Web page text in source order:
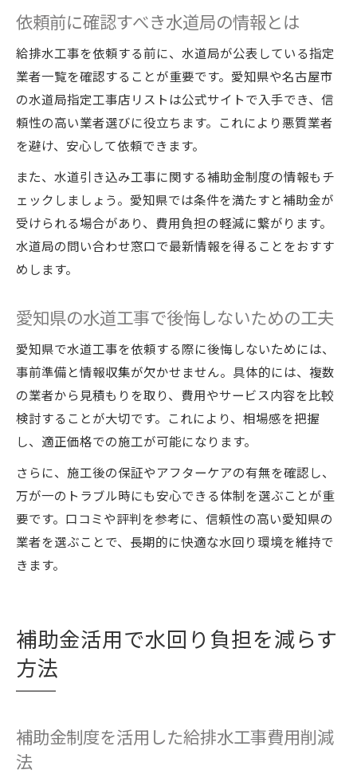
依頼前に確認すべき水道局の情報とは
給排水工事を依頼する前に、水道局が公表している指定
業者一覧を確認することが重要です。愛知県や名古屋市
の水道局指定工事店リストは公式サイトで入手でき、信
頼性の高い業者選びに役立ちます。これにより悪質業者
を避け、安心して依頼できます。
また、水道引き込み工事に関する補助金制度の情報もチ
ェックしましょう。愛知県では条件を満たすと補助金が
受けられる場合があり、費用負担の軽減に繋がります。
水道局の問い合わせ窓口で最新情報を得ることをおすす
めします。
愛知県の水道工事で後悔しないための工夫
愛知県で水道工事を依頼する際に後悔しないためには、
事前準備と情報収集が欠かせません。具体的には、複数
の業者から見積もりを取り、費用やサービス内容を比較
検討することが大切です。これにより、相場感を把握
し、適正価格での施工が可能になります。
さらに、施工後の保証やアフターケアの有無を確認し、
万が一のトラブル時にも安心できる体制を選ぶことが重
要です。口コミや評判を参考に、信頼性の高い愛知県の
業者を選ぶことで、長期的に快適な水回り環境を維持で
きます。
補助金活用で水回り負担を減らす
方法
補助金制度を活用した給排水工事費用削減
法